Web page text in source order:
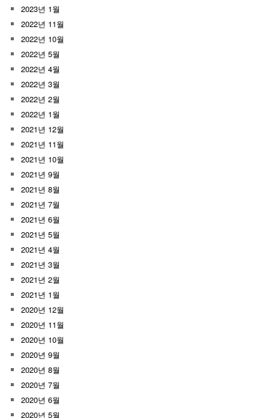
2023년 1월
2022년 11월
2022년 10월
2022년 5월
2022년 4월
2022년 3월
2022년 2월
2022년 1월
2021년 12월
2021년 11월
2021년 10월
2021년 9월
2021년 8월
2021년 7월
2021년 6월
2021년 5월
2021년 4월
2021년 3월
2021년 2월
2021년 1월
2020년 12월
2020년 11월
2020년 10월
2020년 9월
2020년 8월
2020년 7월
2020년 6월
2020년 5월